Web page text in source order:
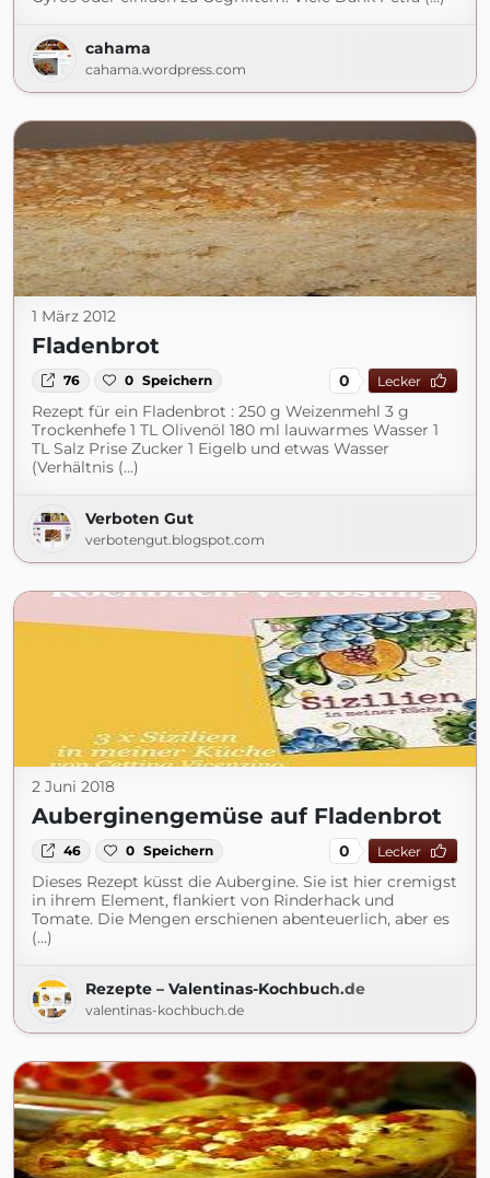
cahama
cahama.wordpress.com
1 März 2012
Fladenbrot
76 0 Speichern 0 Lecker
Rezept für ein Fladenbrot : 250 g Weizenmehl 3 g
Trockenhefe 1 TL Olivenöl 180 ml lauwarmes Wasser 1
TL Salz Prise Zucker 1 Eigelb und etwas Wasser
(Verhältnis (...)
Verboten Gut
verbotengut.blogspot.com
2 Juni 2018
Auberginengemüse auf Fladenbrot
46 0 Speichern 0 Lecker
Dieses Rezept küsst die Aubergine. Sie ist hier cremigst
in ihrem Element, flankiert von Rinderhack und
Tomate. Die Mengen erschienen abenteuerlich, aber es
(...)
Rezepte – Valentinas-Kochbuch.de
valentinas-kochbuch.de